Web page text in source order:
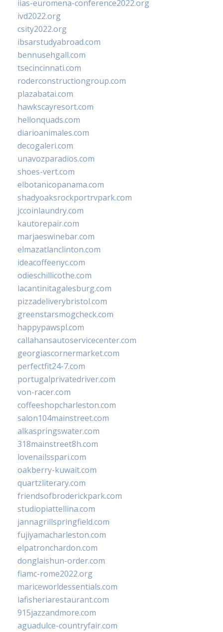
iias-euromena-conference2022.org
ivd2022.org
csity2022.org
ibsarstudyabroad.com
bennusehgall.com
tsecincinnati.com
roderconstructiongroup.com
plazabatai.com
hawkscayresort.com
hellonquads.com
diarioanimales.com
decogaleri.com
unavozparadios.com
shoes-vert.com
elbotanicopanama.com
shadyoaksrockportrvpark.com
jccoinlaundry.com
kautorepair.com
marjaeswinebar.com
elmazatlanclinton.com
ideacoffeenyc.com
odieschillicothe.com
lacantinitagalesburg.com
pizzadeliverybristol.com
greenstarsmogcheck.com
happypawspl.com
callahansautoservicecenter.com
georgiascornermarket.com
perfectfit24-7.com
portugalprivatedriver.com
von-racer.com
coffeeshopcharleston.com
salon104mainstreet.com
alkaspringswater.com
318mainstreet8h.com
lovenailsspari.com
oakberry-kuwait.com
quartzliterary.com
friendsofbroderickpark.com
studiopiattellina.com
jannagrillspringfield.com
fujiyamacharleston.com
elpatronchardon.com
donglaishun-order.com
fiamc-rome2022.org
mariceworldessentials.com
lafisheriarestaurant.com
915jazzandmore.com
aguadulce-countryfair.com